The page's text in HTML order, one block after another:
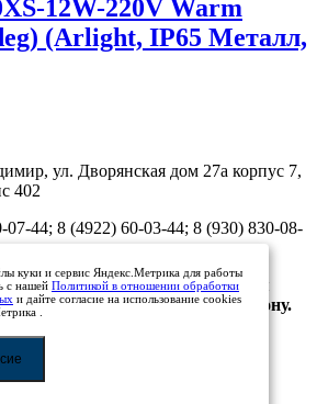
12W-220V Warm
(Arlight, IP65 Металл,
ул. Дворянская дом 27а корпус 7,
402
07-44; 8 (4922) 60-03-44; 8 (930) 830-08-
на сайте, не являются
уточнять цены по телефону.
данных
персональных данных
куки и сервис Яндекс.Метрика для работы
с нашей Политикой в отношении обработки
и дайте согласие на использование cookies
.